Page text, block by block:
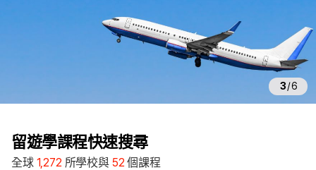
3/6
留遊學課程快速搜尋
全球 1,272 所學校與 52 個課程